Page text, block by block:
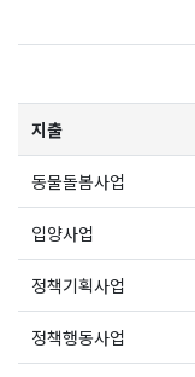
지출
동물돌봄사업
입양사업
정책기획사업
정책행동사업